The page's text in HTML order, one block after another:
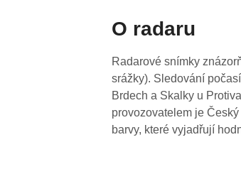
O radaru
Radarové snímky
srážky). Sledování
Brdech a Skalky u
provozovatelem je
barvy, které vyjadřují